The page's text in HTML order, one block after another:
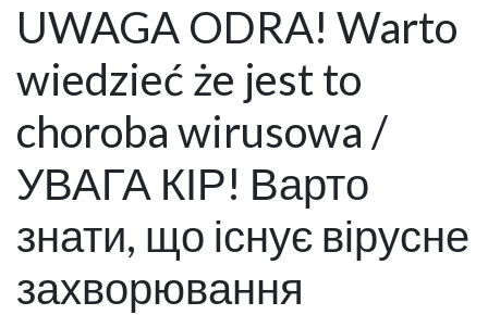
UWAGA ODRA! Warto
wiedzieć że jest to
choroba wirusowa /
УВАГА КІР! Варто
знати, що існує вірусне
захворювання